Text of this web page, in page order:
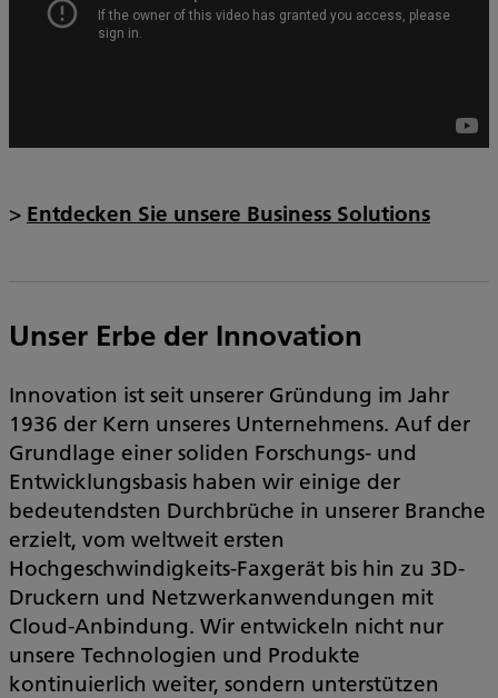
> Entdecken Sie unsere Business Solutions
Unser Erbe der Innovation
Innovation ist seit unserer Gründung im Jahr
1936 der Kern unseres Unternehmens. Auf der
Grundlage einer soliden Forschungs- und
Entwicklungsbasis haben wir einige der
bedeutendsten Durchbrüche in unserer Branche
erzielt, vom weltweit ersten
Hochgeschwindigkeits-Faxgerät bis hin zu 3D-
Druckern und Netzwerkanwendungen mit
Cloud-Anbindung. Wir entwickeln nicht nur
unsere Technologien und Produkte
kontinuierlich weiter, sondern unterstützen